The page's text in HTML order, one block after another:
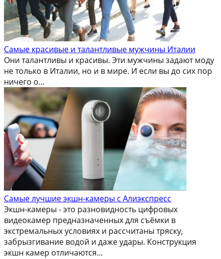
Самые красивые и талантливые мужчины Италии
Они талантливы и красивы. Эти мужчины задают моду
не только в Италии, но и в мире. И если вы до сих пор
ничего о...
Самые лучшие экшн-камеры с Алиэкспресс
Экшн-камеры - это разновидность цифровых
видеокамер предназначенных для съёмки в
экстремальных условиях и рассчитаны тряску,
забрызгивание водой и даже удары. Конструкция
экшн камер отличаются...